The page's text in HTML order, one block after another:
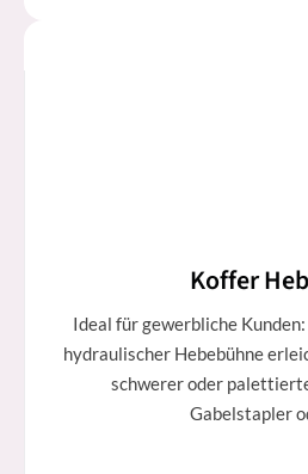
Koffer
Ideal für gewerbliche
hydraulischer Hebebühne
schwerer oder
Gabelstapler